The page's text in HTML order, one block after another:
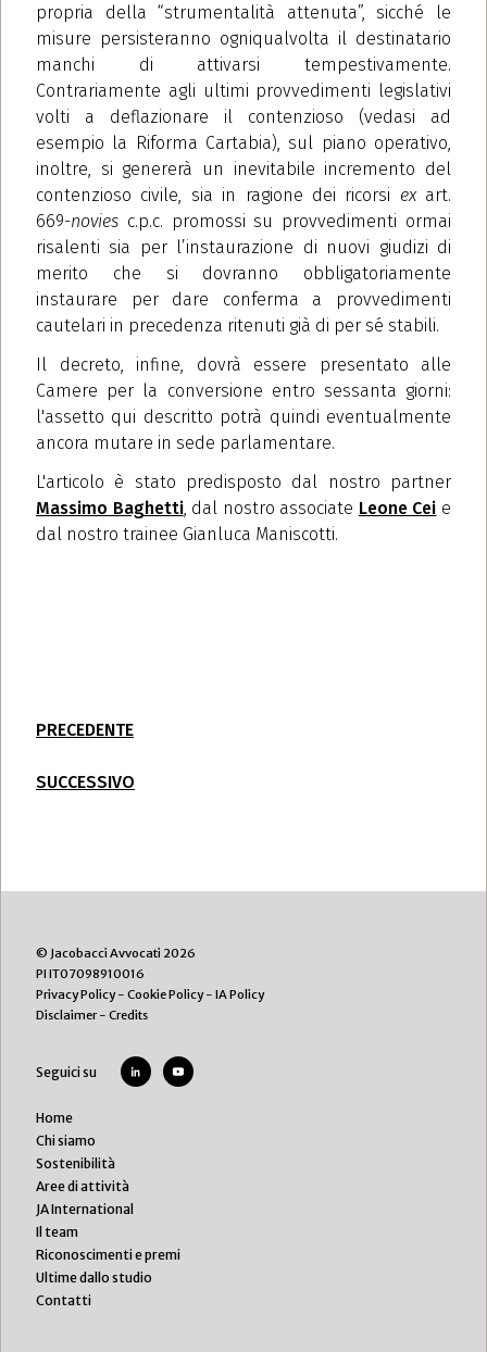
propria della “strumentalità attenuta”, sicché le
misure persisteranno ogniqualvolta il destinatario
manchi di attivarsi tempestivamente.
Contrariamente agli ultimi provvedimenti legislativi
volti a deflazionare il contenzioso (vedasi ad
esempio la Riforma Cartabia), sul piano operativo,
inoltre, si genererà un inevitabile incremento del
contenzioso civile, sia in ragione dei ricorsi exart.
669-novies c.p.c. promossi su provvedimenti ormai
risalenti sia per l’instaurazione di nuovi giudizi di
merito che si dovranno obbligatoriamente
instaurare per dare conferma a provvedimenti
cautelari in precedenza ritenuti già di per sé stabili.
Il decreto, infine, dovrà essere presentato alle
Camere per la conversione entro sessanta giorni:
l'assetto qui descritto potrà quindi eventualmente
ancora mutare in sede parlamentare.
L'articolo è stato predisposto dal nostro partner
Massimo Baghetti, dal nostro associate Leone Cei e
dal nostro trainee Gianluca Maniscotti.
PRECEDENTE
SUCCESSIVO
© Jacobacci Avvocati 2026
PI IT07098910016
Privacy Policy- Cookie Policy- IA Policy
Disclaimer- Credits
Seguici su
Home
Chi siamo
Sostenibilità
Aree di attività
JA International
Il team
Riconoscimenti e premi
Ultime dallo studio
Contatti